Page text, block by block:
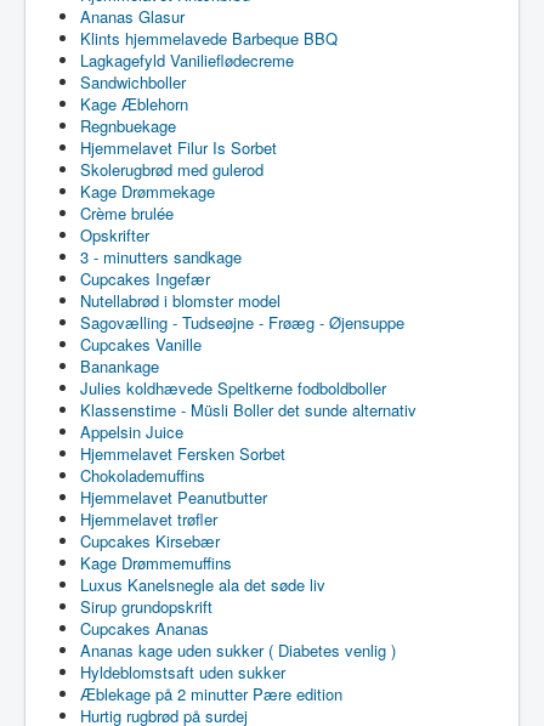
Ananas Glasur
Klints hjemmelavede Barbeque BBQ
Lagkagefyld Vanilieflødecreme
Sandwichboller
Kage Æblehorn
Regnbuekage
Hjemmelavet Filur Is Sorbet
Skolerugbrød med gulerod
Kage Drømmekage
Crème brulée
Opskrifter
3 - minutters sandkage
Cupcakes Ingefær
Nutellabrød i blomster model
Sagovælling - Tudseøjne - Frøæg - Øjensuppe
Cupcakes Vanille
Banankage
Julies koldhævede Speltkerne fodboldboller
Klassenstime - Müsli Boller det sunde alternativ
Appelsin Juice
Hjemmelavet Fersken Sorbet
Chokolademuffins
Hjemmelavet Peanutbutter
Hjemmelavet trøfler
Cupcakes Kirsebær
Kage Drømmemuffins
Luxus Kanelsnegle ala det søde liv
Sirup grundopskrift
Cupcakes Ananas
Ananas kage uden sukker ( Diabetes venlig )
Hyldeblomstsaft uden sukker
Æblekage på 2 minutter Pære edition
Hurtig rugbrød på surdej